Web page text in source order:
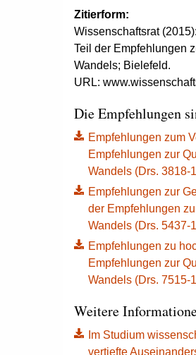
Zitierform:
Wissenschaftsrat
Teil der Empfehlungen
Wandels; Bielefeld.
URL:
Die Empfehlungen
Empfehlungen zum
Empfehlungen zur
Wandels (Drs. 3818-
Empfehlungen zur
der Empfehlungen
Wandels (Drs. 5437-
Empfehlungen zu
Empfehlungen zur
Wandels (Drs. 7515-
Weitere
Im Studium
vertiefte